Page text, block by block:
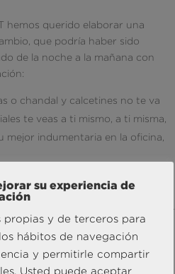
hemos querido elaborar una
que podría haber sido
de la noche a la mañana con
o chandal y calcetines no te va
te veas a ti mismo, a ti misma,
mejor indumentaria en la oficina,
delante de la televisión o
Lo que es más importante, y
afirmarlo, es que puede afectar
espacios de ocio y trabajo,
de iluminación, mejor si es
su experiencia de
y de terceros para
hábitos de navegación
y permitirle compartir
Usted puede aceptar